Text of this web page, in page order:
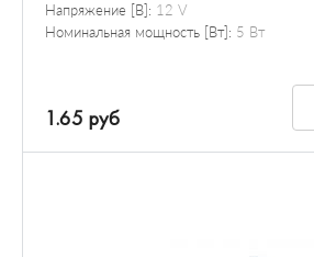
Напряжение [В]: 12 V
Номинальная мощность [Вт]: 5 Вт
1.65 руб